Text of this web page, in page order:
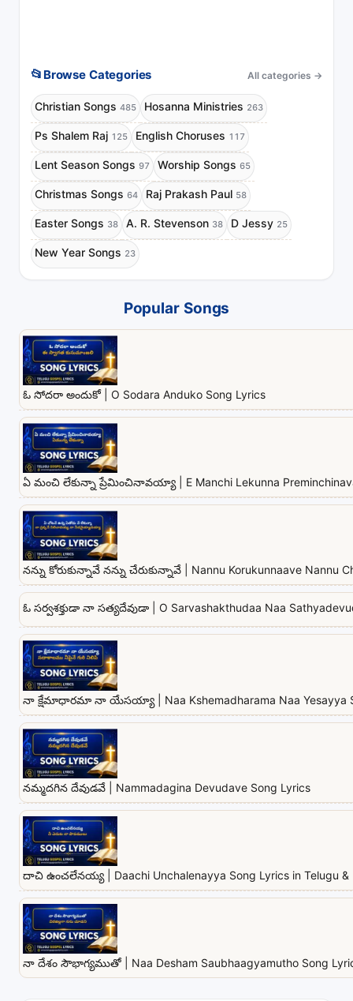
📂 Browse Categories All categories →
Christian Songs 485 Hosanna Ministries 263
Ps Shalem Raj 125 English Choruses 117
Lent Season Songs 97 Worship Songs 65
Christmas Songs 64 Raj Prakash Paul 58
Easter Songs 38 A. R. Stevenson 38 D Jessy 25
New Year Songs 23
Popular Songs
ఓ సోదరా అందుకో | O Sodara Anduko Song Lyrics
ఏ మంచి లేకున్నా ప్రేమించినావయ్యా | E Manchi Lekunna
నన్ను కోరుకున్నావే నన్ను చేరుకున్నావే | Nannu Korukunnaave Nannu
ఓ సర్వశక్తుడా నా సత్యదేవుడా | O Sarvashakthudaa Naa
నా క్షేమాధారమా నా యేసయ్యా | Naa Kshemadharama Naa Yesayya
నమ్మదగిన దేవుడవే | Nammadagina Devudave Song Lyrics
దాచి ఉంచలేనయ్య | Daachi Unchalenayya Song Lyrics in Telugu &
నా దేశం సౌభాగ్యముతో | Naa Desham Saubhaagyamutho Song